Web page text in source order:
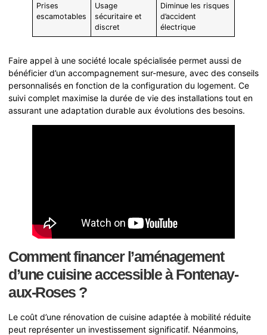
Prises
escamotables
Usage
sécuritaire et
discret
Diminue les risques
d’accident
électrique
Faire appel à une société locale spécialisée permet aussi de
bénéficier d’un accompagnement sur-mesure, avec des conseils
personnalisés en fonction de la configuration du logement. Ce
suivi complet maximise la durée de vie des installations tout en
assurant une adaptation durable aux évolutions des besoins.
Comment financer l’aménagement
d’une cuisine accessible à Fontenay-
aux-Roses ?
Le coût d’une rénovation de cuisine adaptée à mobilité réduite
peut représenter un investissement significatif. Néanmoins,